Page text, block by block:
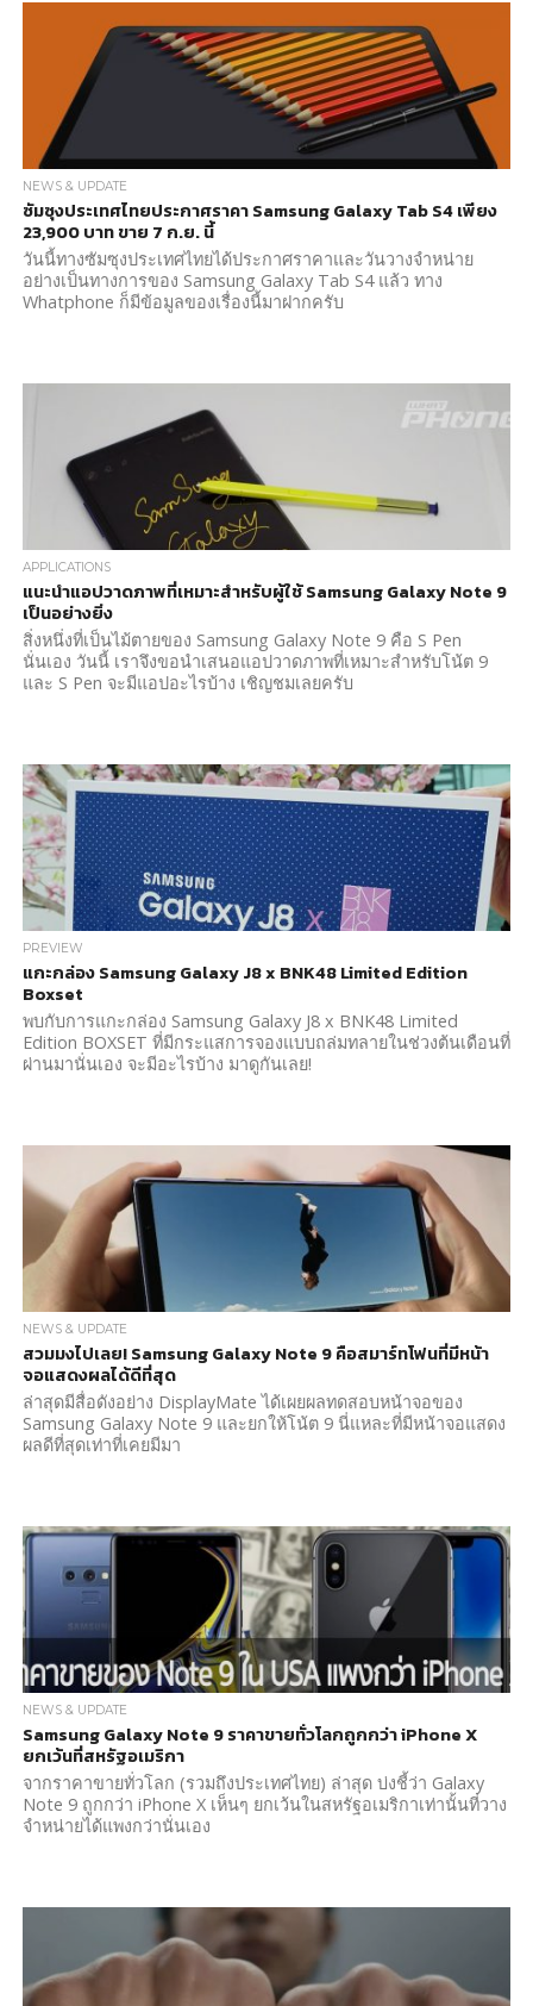
NEWS & UPDATE
ซัมซุงประเทศไทยประกาศราคา Samsung Galaxy Tab S4 เพียง
23,900 บาท ขาย 7 ก.ย. นี้
วันนี้ทางซัมซุงประเทศไทยได้ประกาศราคาและวันวางจำหน่าย
อย่างเป็นทางการของ Samsung Galaxy Tab S4 แล้ว ทาง
Whatphone ก็มีข้อมูลของเรื่องนี้มาฝากครับ
APPLICATIONS
แนะนำแอปวาดภาพที่เหมาะสำหรับผู้ใช้ Samsung Galaxy Note 9
เป็นอย่างยิ่ง
สิ่งหนึ่งที่เป็นไม้ตายของ Samsung Galaxy Note 9 คือ S Pen
นั่นเอง วันนี้ เราจึงขอนำเสนอแอปวาดภาพที่เหมาะสำหรับโน้ต 9
และ S Pen จะมีแอปอะไรบ้าง เชิญชมเลยครับ
PREVIEW
แกะกล่อง Samsung Galaxy J8 x BNK48 Limited Edition
Boxset
พบกับการแกะกล่อง Samsung Galaxy J8 x BNK48 Limited
Edition BOXSET ที่มีกระแสการจองแบบถล่มทลายในช่วงต้นเดือนที่
ผ่านมานั่นเอง จะมีอะไรบ้าง มาดูกันเลย!
NEWS & UPDATE
สวมมงไปเลย! Samsung Galaxy Note 9 คือสมาร์ทโฟนที่มีหน้า
จอแสดงผลได้ดีที่สุด
ล่าสุดมีสื่อดังอย่าง DisplayMate ได้เผยผลทดสอบหน้าจอของ
Samsung Galaxy Note 9 และยกให้โน้ต 9 นี่แหละที่มีหน้าจอแสดง
ผลดีที่สุดเท่าที่เคยมีมา
NEWS & UPDATE
Samsung Galaxy Note 9 ราคาขายทั่วโลกถูกกว่า iPhone X
ยกเว้นที่สหรัฐอเมริกา
จากราคาขายทั่วโลก (รวมถึงประเทศไทย) ล่าสุด บ่งชี้ว่า Galaxy
Note 9 ถูกกว่า iPhone X เห็นๆ ยกเว้นในสหรัฐอเมริกาเท่านั้นที่วาง
จำหน่ายได้แพงกว่านั่นเอง